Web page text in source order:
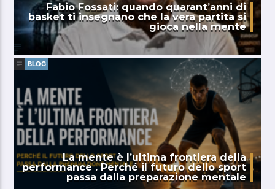
Fabio Fossati: quando quarant’anni di
basket ti insegnano che la vera partita si
gioca nella mente
BLOG
La mente è l’ultima frontiera della
performance . Perché il futuro dello sport
passa dalla preparazione mentale